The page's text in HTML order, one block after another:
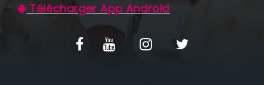
Télécharger App Android